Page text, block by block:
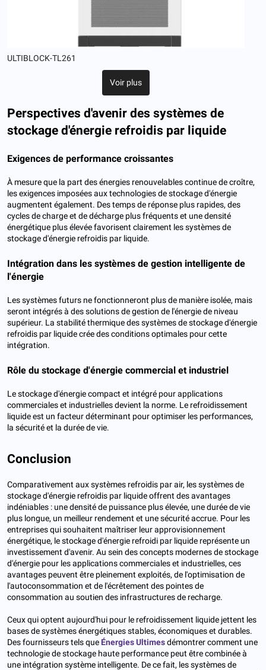
ULTIBLOCK-TL261
Voir plus
Perspectives d'avenir des systèmes de
stockage d'énergie refroidis par liquide
Exigences de performance croissantes
À mesure que la part des énergies renouvelables continue de croître,
les exigences imposées aux technologies de stockage d'énergie
augmentent également. Des temps de réponse plus rapides, des
cycles de charge et de décharge plus fréquents et une densité
énergétique plus élevée favorisent clairement les systèmes de
stockage d'énergie refroidis par liquide.
Intégration dans les systèmes de gestion intelligente de
l'énergie
Les systèmes futurs ne fonctionneront plus de manière isolée, mais
seront intégrés à des solutions de gestion de l'énergie de niveau
supérieur. La stabilité thermique des systèmes de stockage d'énergie
refroidis par liquide crée des conditions optimales pour cette
intégration.
Rôle du stockage d'énergie commercial et industriel
Le stockage d'énergie compact et intégré pour applications
commerciales et industrielles devient la norme. Le refroidissement
liquide est un facteur déterminant pour optimiser les performances,
la sécurité et la durée de vie.
Conclusion
Comparativement aux systèmes refroidis par air, les systèmes de
stockage d'énergie refroidis par liquide offrent des avantages
indéniables : une densité de puissance plus élevée, une durée de vie
plus longue, un meilleur rendement et une sécurité accrue. Pour les
entreprises qui souhaitent maîtriser leur approvisionnement
énergétique, le stockage d'énergie refroidi par liquide représente un
investissement d'avenir. Au sein des concepts modernes de stockage
d'énergie pour les applications commerciales et industrielles, ces
avantages peuvent être pleinement exploités, de l'optimisation de
l'autoconsommation et de l'écrêtement des pointes de
consommation au soutien des infrastructures de recharge.
Ceux qui optent aujourd'hui pour le refroidissement liquide jettent les
bases de systèmes énergétiques stables, économiques et durables.
Des fournisseurs tels que Énergies Ultimesdémontrer comment une
technologie de stockage haute performance peut être combinée à
une intégration système intelligente. De ce fait, les systèmes de